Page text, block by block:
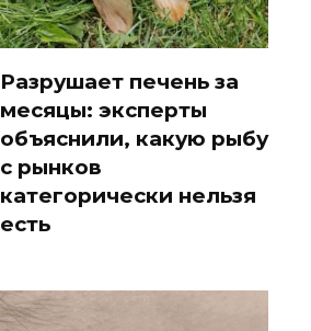
Разрушает печень за
месяцы: эксперты
объяснили, какую рыбу
с рынков
категорически нельзя
есть